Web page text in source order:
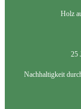
Holz
25
Nachhaltigkeit